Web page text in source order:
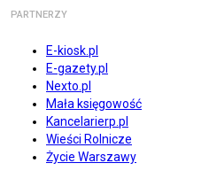
PARTNERZY
E-kiosk.pl
E-gazety.pl
Nexto.pl
Mała księgowość
Kancelarierp.pl
Wieści Rolnicze
Życie Warszawy